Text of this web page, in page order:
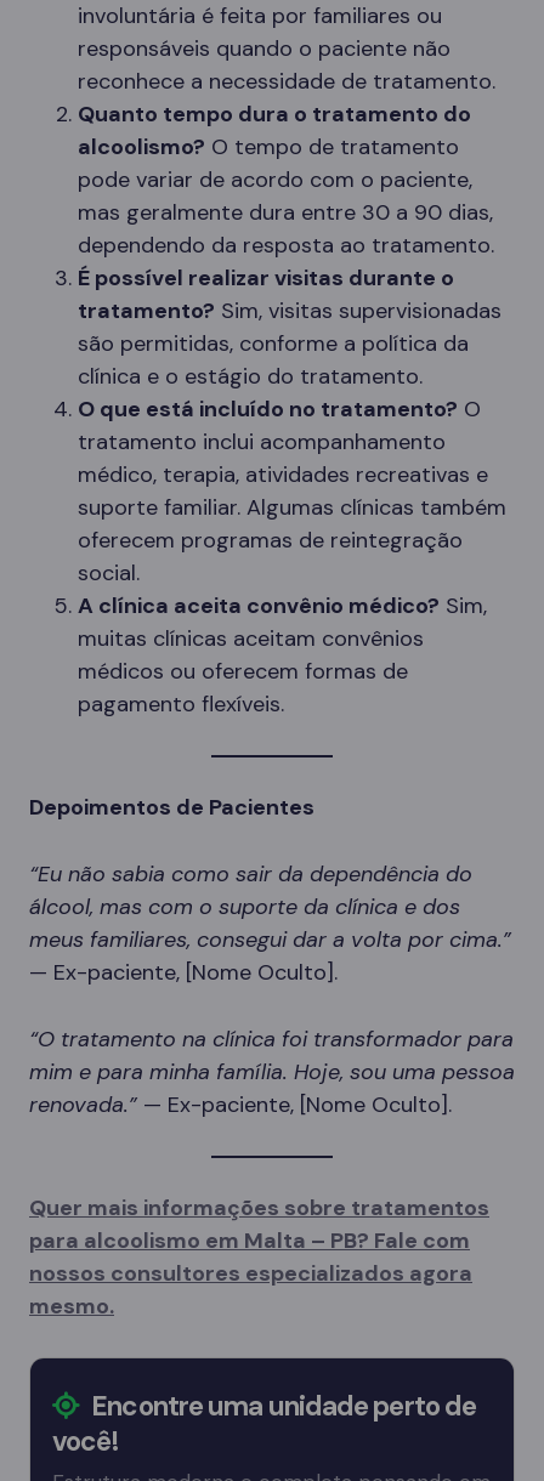
involuntária é feita por familiares ou
responsáveis quando o paciente não
reconhece a necessidade de tratamento.
Quanto tempo dura o tratamento do
alcoolismo? O tempo de tratamento
pode variar de acordo com o paciente,
mas geralmente dura entre 30 a 90 dias,
dependendo da resposta ao tratamento.
É possível realizar visitas durante o
tratamento? Sim, visitas supervisionadas
são permitidas, conforme a política da
clínica e o estágio do tratamento.
O que está incluído no tratamento? O
tratamento inclui acompanhamento
médico, terapia, atividades recreativas e
suporte familiar. Algumas clínicas também
oferecem programas de reintegração
social.
A clínica aceita convênio médico? Sim,
muitas clínicas aceitam convênios
médicos ou oferecem formas de
pagamento flexíveis.
Depoimentos de Pacientes
“Eu não sabia como sair da dependência do
álcool, mas com o suporte da clínica e dos
meus familiares, consegui dar a volta por cima.”
— Ex-paciente, [Nome Oculto].
“O tratamento na clínica foi transformador para
mim e para minha família. Hoje, sou uma pessoa
renovada.” — Ex-paciente, [Nome Oculto].
Quer mais informações sobre tratamentos
para alcoolismo em Malta – PB? Fale com
nossos consultores especializados agora
mesmo.
Encontre uma unidade perto de
você!